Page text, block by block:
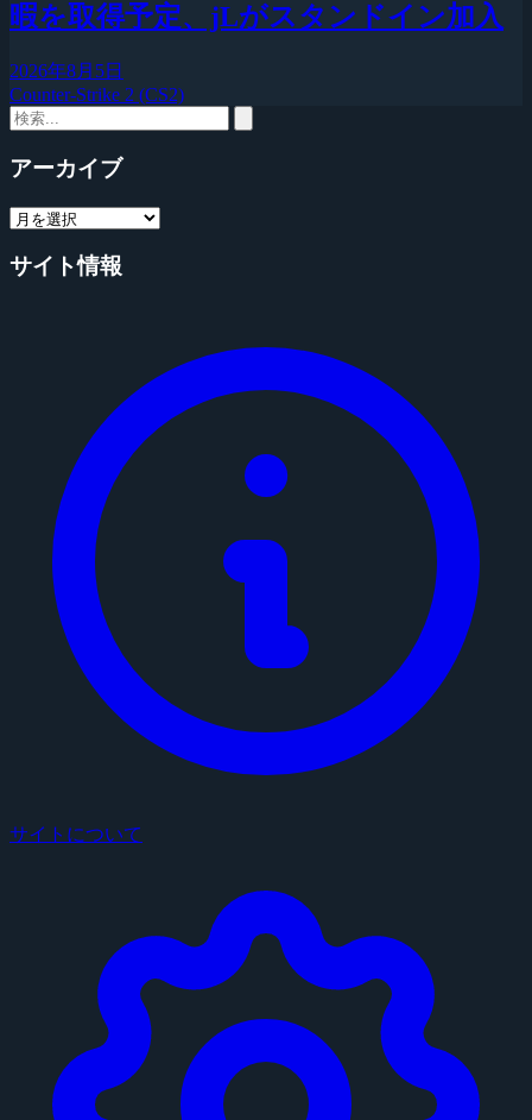
暇を取得予定、jLがスタンドイン加入
2026年8月5日
Counter-Strike 2 (CS2)
アーカイブ
サイト情報
サイトについて